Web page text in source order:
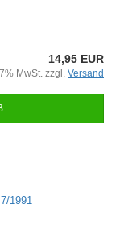
14,95 EUR
MwSt. zzgl. Versand